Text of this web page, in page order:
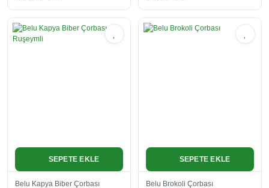
SEPETE EKLE
Belu Kapya Biber Çorbası
SEPETE EKLE
Belu Brokoli Çorbası